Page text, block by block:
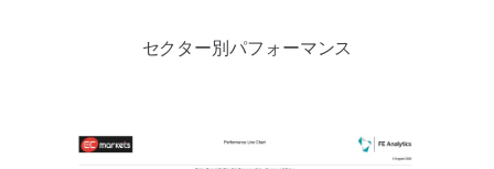
セクター別パフォーマンス